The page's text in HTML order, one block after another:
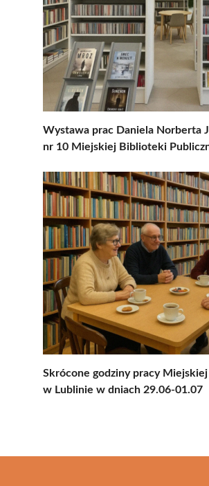
Wystawa prac Daniela Norberta
nr 10 Miejskiej Biblioteki
Skrócone godziny pracy
w Lublinie w dniach 29.06-01.07